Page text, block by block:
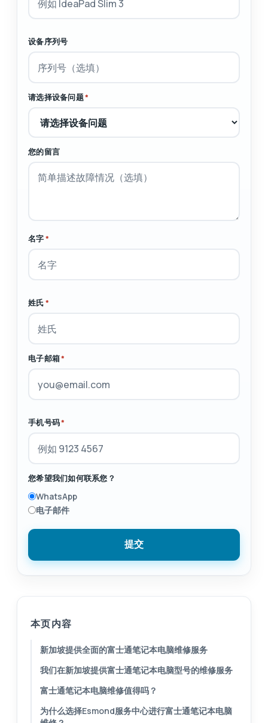
设备序列号
请选择设备问题*
您的留言
名字*
姓氏*
电子邮箱*
手机号码*
您希望我们如何联系您？
WhatsApp
电子邮件
提交
本页内容
新加坡提供全面的富士通笔记本电脑维修服务
我们在新加坡提供富士通笔记本电脑型号的维修服务
富士通笔记本电脑维修值得吗？
为什么选择Esmond服务中心进行富士通笔记本电脑